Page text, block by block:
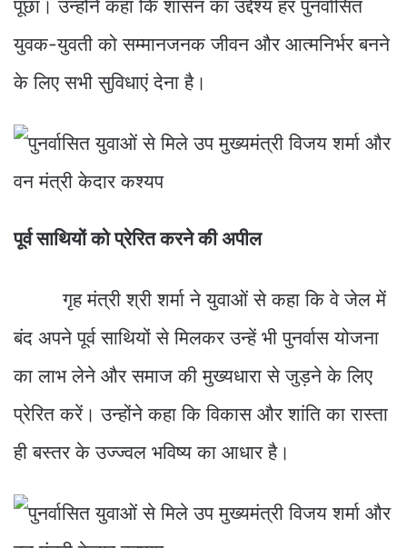
पूछा। उन्होंने कहा कि शासन का उद्देश्य हर पुनर्वासित
युवक-युवती को सम्मानजनक जीवन और आत्मनिर्भर बनने
के लिए सभी सुविधाएं देना है।
पूर्व साथियों को प्रेरित करने की अपील
गृह मंत्री श्री शर्मा ने युवाओं से कहा कि वे जेल में
बंद अपने पूर्व साथियों से मिलकर उन्हें भी पुनर्वास योजना
का लाभ लेने और समाज की मुख्यधारा से जुड़ने के लिए
प्रेरित करें। उन्होंने कहा कि विकास और शांति का रास्ता
ही बस्तर के उज्ज्वल भविष्य का आधार है।